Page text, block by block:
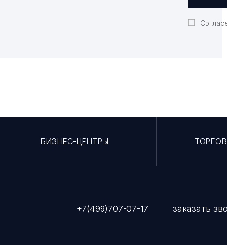
БИЗНЕС-ЦЕНТРЫ
+7(499)707-07-17 заказать